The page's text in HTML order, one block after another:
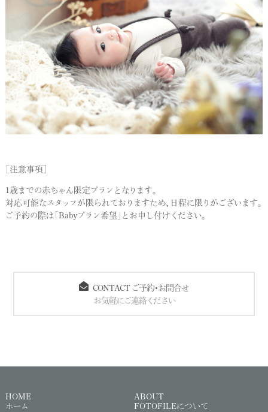
［注意事項］
1歳までの赤ちゃん限定プランとなります。
対応可能なスタッフが限られておりますため、日程に限りがございます。
ご予約の際は「Babyプラン希望」とお申し付けください。
CONTACT ご予約・お問合せ
お気軽にご連絡ください
HOME
ホーム
ABOUT
FOTOFILEについて